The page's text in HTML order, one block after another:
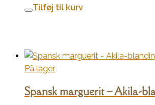
Tilføj til kurv
På lager
Spansk marguerit – Akila-